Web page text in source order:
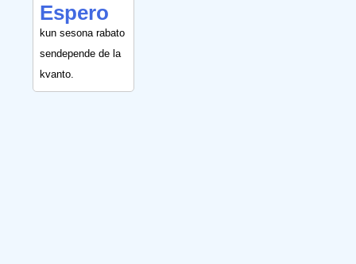
Espero
kun sesona rabato
sendepende de la
kvanto.